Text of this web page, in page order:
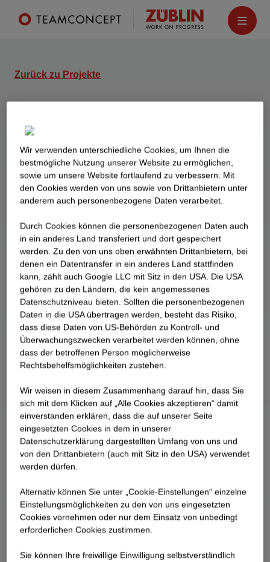
Zurück zu Projekte
The Brick
Frankfurt am Main
Zwei Büro- und Geschäftsgebäude mit
Konferenzbereich, einem Restaurant und
Tiefgarage mit 173 Stellplätzen.
Wir verwenden unterschiedliche Cookies, um Ihnen die
best­mögliche Nutzung unserer Website zu ermöglichen,
sowie um unsere Website fortlaufend zu verbessern. Mit
den Cookies werden von uns sowie von Drittanbietern unter
anderem auch personenbezogene Daten verarbeitet.
Durch Cookies können die personenbezogenen Daten auch
in ein anderes Land transferiert und dort gespeichert
werden. Zu den von uns oben erwähnten Drittanbietern, bei
denen ein Datentransfer in ein anderes Land stattfinden
kann, zählt auch Google LLC mit Sitz in den USA. Die USA
gehören zu den Ländern, die kein angemessenes
Datenschutzniveau bieten. Sollten die personenbezogenen
Daten in die USA übertragen werden, besteht das Risiko,
dass diese Daten von US-Behörden zu Kontroll- und
Überwachungszwecken verarbeitet werden können, ohne
dass der betroffenen Person möglicherweise
Rechtsbehelfsmöglichkeiten zustehen.
Wir weisen in diesem Zusammenhang darauf hin, dass Sie
sich mit dem Klicken auf „Alle Cookies akzeptieren“ damit
ein­ver­standen erklären, dass die auf unserer Seite
eingesetzten Cookies in dem in unserer
Datenschutzerklärung dargestellten Umfang von uns und
von den Drittanbietern (auch mit Sitz in den USA) verwendet
werden dürfen.
Alternativ können Sie unter „Cookie-Einstellungen“ einzelne
Einstellungsmöglichkeiten zu den von uns eingesetzten
Cookies vornehmen oder nur dem Einsatz von unbedingt
erforderlichen Cookies zustimmen.
Sie können Ihre freiwillige Einwilligung selbstverständlich